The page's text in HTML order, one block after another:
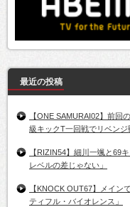
最近の投稿
【ONE SAMURAI02】前回
級キックT一回戦でリベンジ
【RIZIN54】細川一颯と69
レベルの差じゃない」
【KNOCK OUT67】メイン
ティフル・バイオレンス」